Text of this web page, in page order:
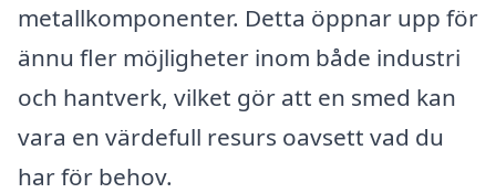
metallkomponenter. Detta öppnar upp för
ännu fler möjligheter inom både industri
och hantverk, vilket gör att en smed kan
vara en värdefull resurs oavsett vad du
har för behov.